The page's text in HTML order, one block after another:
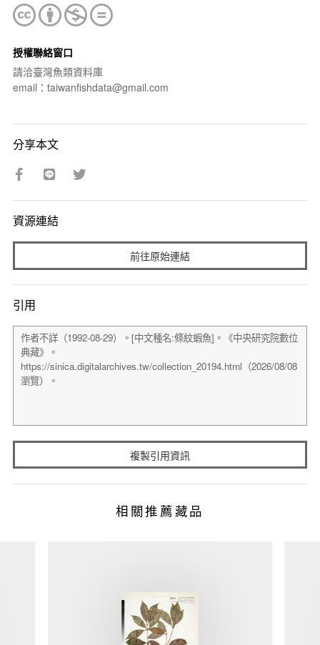
授權聯絡窗口
請洽臺灣魚類資料庫
email：taiwanfishdata@gmail.com
分享本文
資源連結
前往原始連結
引用
複製引用資訊
相關推薦藏品